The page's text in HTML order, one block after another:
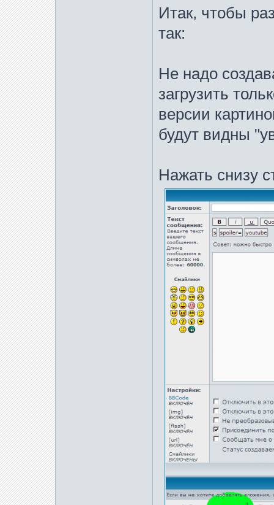
Итак, чтобы
так:
Не надо
загрузить
версии
будут видны
Нажать снизу